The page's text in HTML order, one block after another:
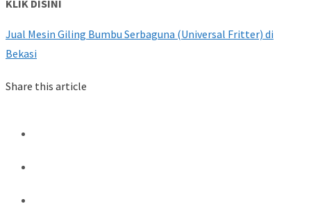
KLIK DISINI
Jual Mesin Giling Bumbu Serbaguna (Universal Fritter) di
Bekasi
Share this article